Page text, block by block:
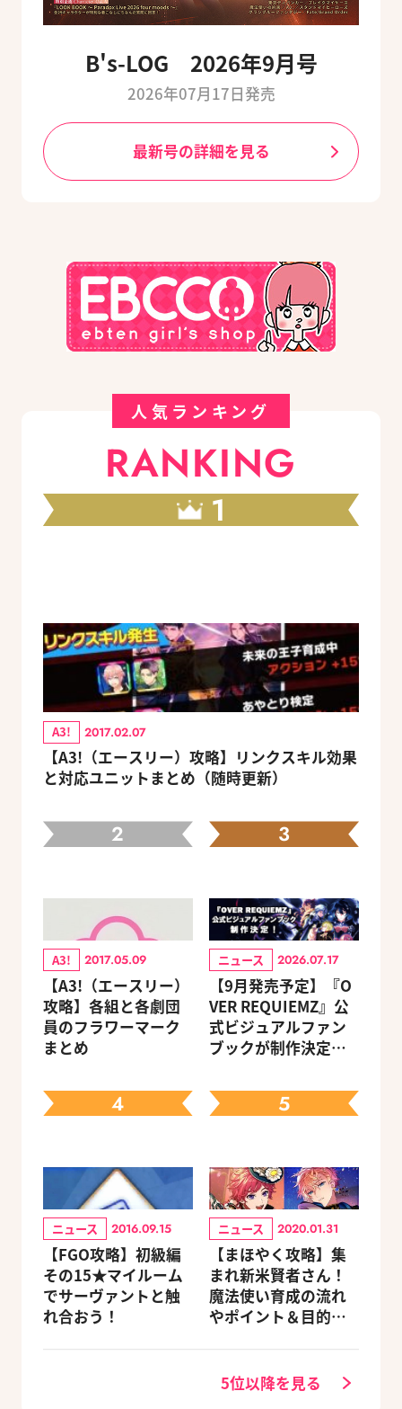
B's-LOG 2026年9月号
2026年07月17日発売
最新号の詳細を見る
人気ランキング
RANKING
1
A3! 2017.02.07
【A3!（エースリー）攻略】リンクスキル効果
と対応ユニットまとめ（随時更新）
2
A3! 2017.05.09
【A3!（エースリー）
攻略】各組と各劇団
員のフラワーマーク
まとめ
3
ニュース 2026.07.17
【9月発売予定】『O
VER REQUIEMZ』公
式ビジュアルファン
ブックが制作決定！
る豪華グッズ付き限
定セットも同時発売
4
ニュース 2016.09.15
【FGO攻略】初級編
その15★マイルーム
でサーヴァントと触
れ合おう！
5
ニュース 2020.01.31
【まほやく攻略】集
まれ新米賢者さん！
魔法使い育成の流れ
やポイント＆目的別
新》
5位以降を見る